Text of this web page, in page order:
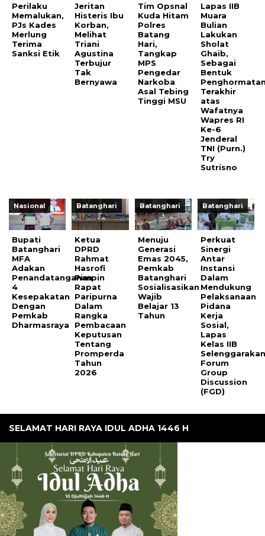
Perilaku
Memalukan,
PJs Kades
Merlung
Terima
Sanksi Etik
Jeritan
Histeris Ibu
Korban,
Melihat
Triani
Agustina
Terbujur
Tak
Bernyawa
Tim Opsnal
Kuda Hitam
Polres
Batang
Hari,
Tangkap
MPS
Pengedar
Narkoba
Asal Tebing
Tinggi MSU
Lapas IIB
Muara
Bulian
Lakukan
Sholat
Ghaib,
Sebagai
Bentuk
Terakhir
atas
Wafatnya
Wapres RI
Ke-6
Jenderal
TNI (Purn.)
Try
Sutrisno
Nasional
Bupati
Batanghari
MFA
Adakan
Penandatanganan
4
Kesepakatan
Dengan
Pemkab
Dharmasraya
Batanghari
Ketua
DPRD
Rahmat
Hasrofi
Pimpin
Rapat
Paripurna
Dalam
Rangka
Pembacaan
Keputusan
Tentang
Promperda
Tahun
2026
Batanghari
Menuju
Generasi
Emas 2045,
Pemkab
Batanghari
Sosialisasikan
Wajib
Belajar 13
Tahun
Batanghari
Perkuat
Sinergi
Antar
Instansi
Dalam
Mendukung
Pelaksanaan
Pidana
Kerja
Sosial,
Lapas
Kelas IIB
Forum
Group
Discussion
(FGD)
SELAMAT HARI RAYA IDUL ADHA 1446 H